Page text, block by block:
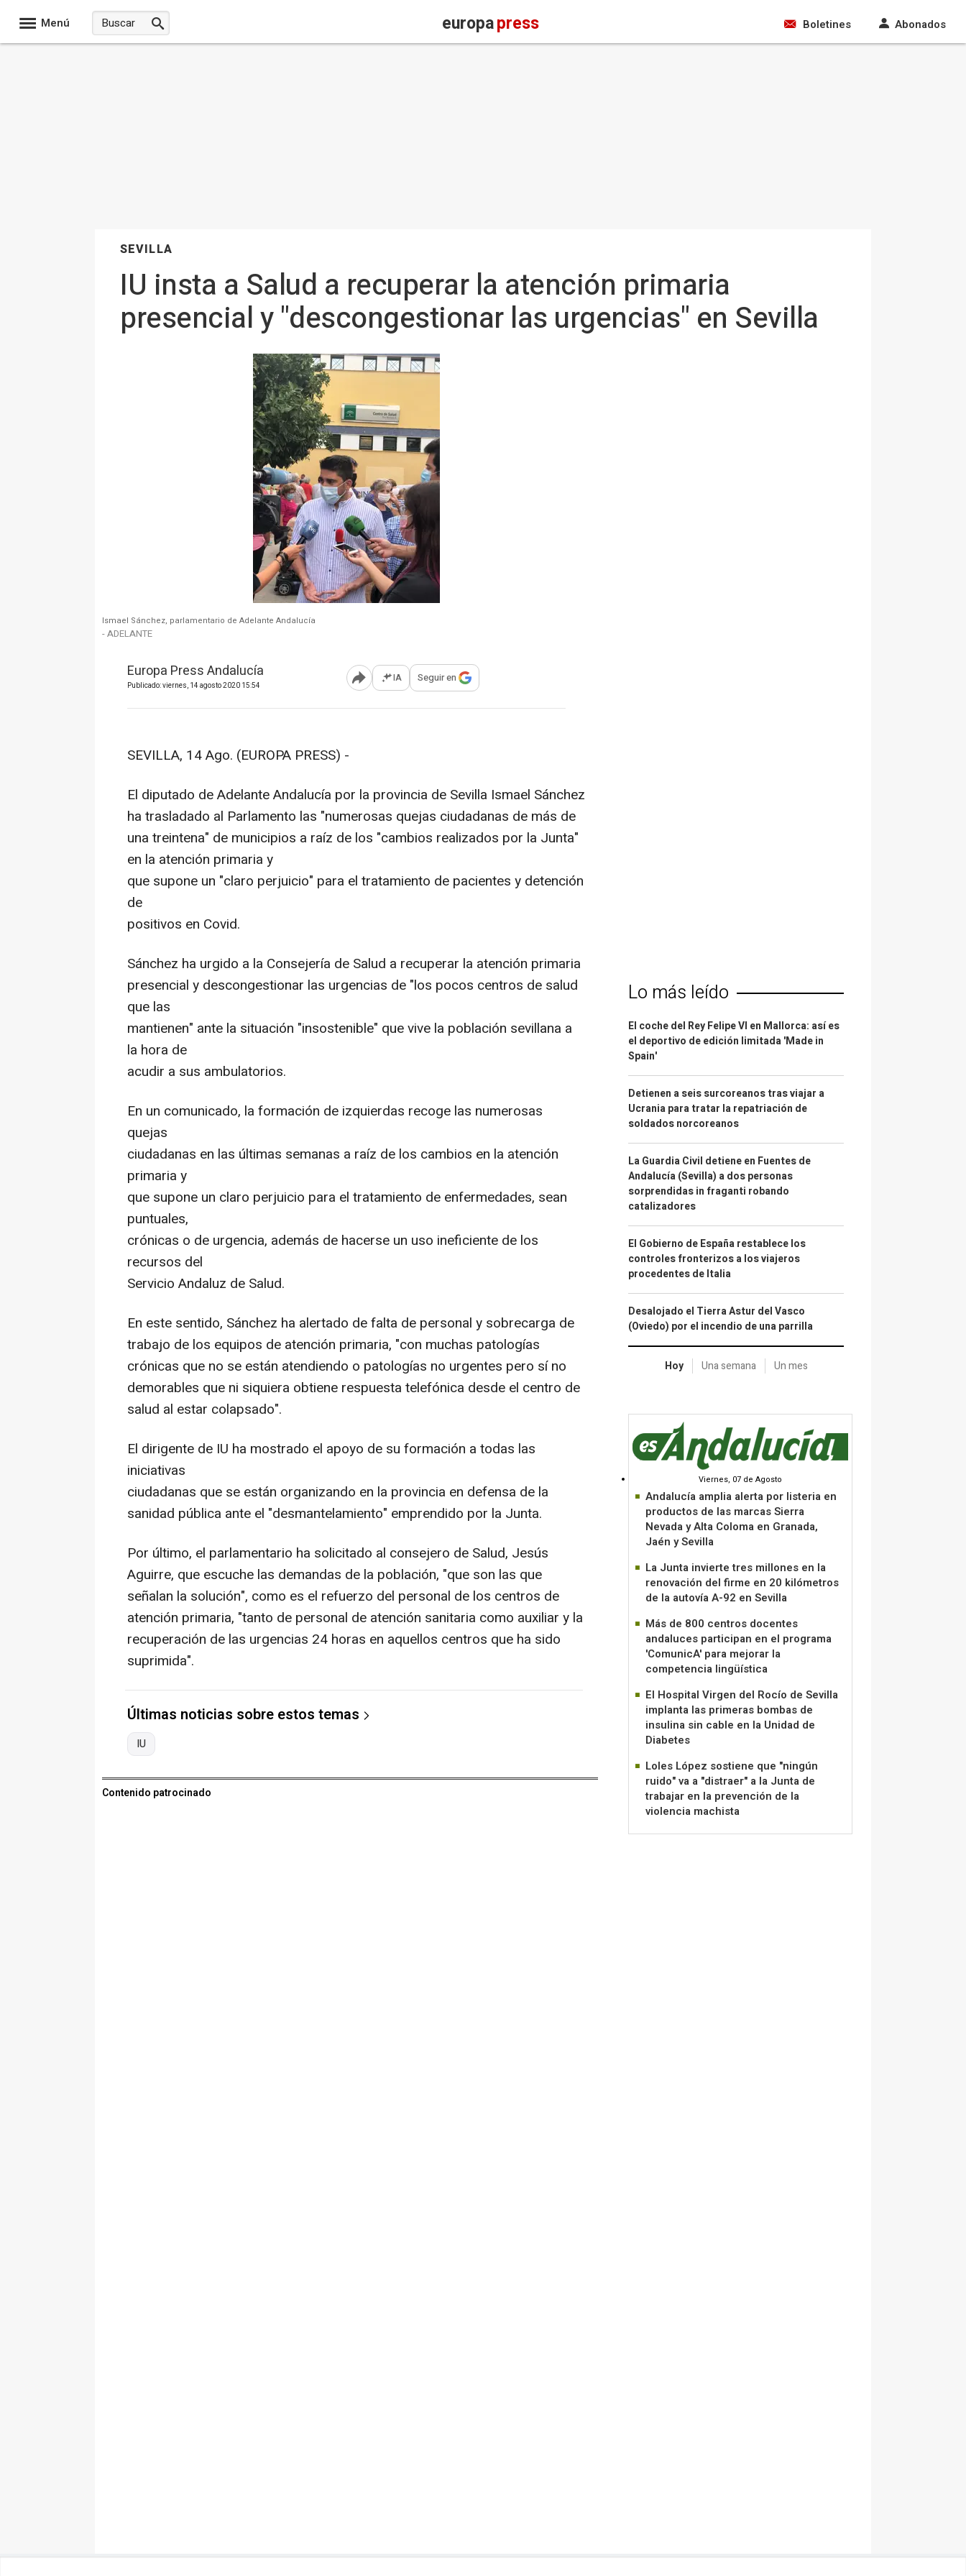
Menú europapress Boletines Abonados
SEVILLA
IU insta a Salud a recuperar la atención primaria
presencial y "descongestionar las urgencias" en Sevilla
Ismael Sánchez, parlamentario de Adelante Andalucía
- ADELANTE
Europa Press Andalucía
Publicado: viernes, 14 agosto 2020 15:54 Abrir opciones para compartir
IA Seguir en
SEVILLA, 14 Ago. (EUROPA PRESS) -
El diputado de Adelante Andalucía por la provincia de Sevilla Ismael Sánchez
ha trasladado al Parlamento las "numerosas quejas ciudadanas de más de
una treintena" de municipios a raíz de los "cambios realizados por la Junta"
en la atención primaria y
que supone un "claro perjuicio" para el tratamiento de pacientes y detención
de
positivos en Covid.
Sánchez ha urgido a la Consejería de Salud a recuperar la atención primaria
presencial y descongestionar las urgencias de "los pocos centros de salud
que las
mantienen" ante la situación "insostenible" que vive la población sevillana a
la hora de
acudir a sus ambulatorios.
En un comunicado, la formación de izquierdas recoge las numerosas
quejas
ciudadanas en las últimas semanas a raíz de los cambios en la atención
primaria y
que supone un claro perjuicio para el tratamiento de enfermedades, sean
puntuales,
crónicas o de urgencia, además de hacerse un uso ineficiente de los
recursos del
Servicio Andaluz de Salud.
En este sentido, Sánchez ha alertado de falta de personal y sobrecarga de
trabajo de los equipos de atención primaria, "con muchas patologías
crónicas que no se están atendiendo o patologías no urgentes pero sí no
demorables que ni siquiera obtiene respuesta telefónica desde el centro de
salud al estar colapsado".
El dirigente de IU ha mostrado el apoyo de su formación a todas las
iniciativas
ciudadanas que se están organizando en la provincia en defensa de la
sanidad pública ante el "desmantelamiento" emprendido por la Junta.
Por último, el parlamentario ha solicitado al consejero de Salud, Jesús
Aguirre, que escuche las demandas de la población, "que son las que
señalan la solución", como es el refuerzo del personal de los centros de
atención primaria, "tanto de personal de atención sanitaria como auxiliar y la
recuperación de las urgencias 24 horas en aquellos centros que ha sido
suprimida".
Últimas noticias sobre estos temas
IU
Contenido patrocinado
Lo más leído
El coche del Rey Felipe VI en Mallorca: así es
el deportivo de edición limitada 'Made in
Spain'
Detienen a seis surcoreanos tras viajar a
Ucrania para tratar la repatriación de
soldados norcoreanos
La Guardia Civil detiene en Fuentes de
Andalucía (Sevilla) a dos personas
sorprendidas in fraganti robando
catalizadores
El Gobierno de España restablece los
controles fronterizos a los viajeros
procedentes de Italia
Desalojado el Tierra Astur del Vasco
(Oviedo) por el incendio de una parrilla
Hoy Una semana Un mes
Viernes, 07 de Agosto
Andalucía amplia alerta por listeria en
productos de las marcas Sierra
Nevada y Alta Coloma en Granada,
Jaén y Sevilla
La Junta invierte tres millones en la
renovación del firme en 20 kilómetros
de la autovía A-92 en Sevilla
Más de 800 centros docentes
andaluces participan en el programa
'ComunicA' para mejorar la
competencia lingüística
El Hospital Virgen del Rocío de Sevilla
implanta las primeras bombas de
insulina sin cable en la Unidad de
Diabetes
Loles López sostiene que "ningún
ruido" va a "distraer" a la Junta de
trabajar en la prevención de la
violencia machista